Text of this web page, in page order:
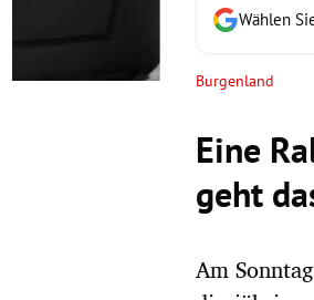
Wählen
Burgenland
Eine
geht
Am